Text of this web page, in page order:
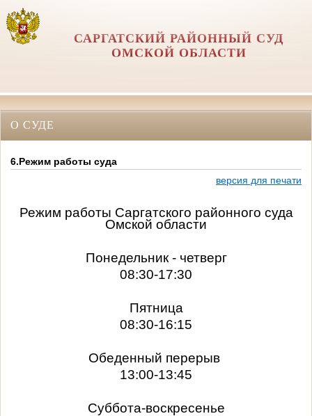
САРГАТСКИЙ РАЙОННЫЙ СУД
ОМСКОЙ ОБЛАСТИ
О СУДЕ
6.Режим работы суда
версия для печати
Режим работы Саргатского районного суда
Омской области
Понедельник - четверг
08:30-17:30
Пятница
08:30-16:15
Обеденный перерыв
13:00-13:45
Суббота-воскресенье